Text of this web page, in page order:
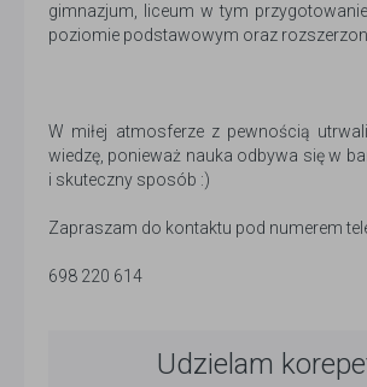
gimnazjum, liceum w tym
poziomie podstawowym oraz
W miłej atmosferze z pewnością
wiedzę, ponieważ nauka odbywa się w
i skuteczny sposób :)
Zapraszam do kontaktu pod numerem
698 220 614
Udzielam